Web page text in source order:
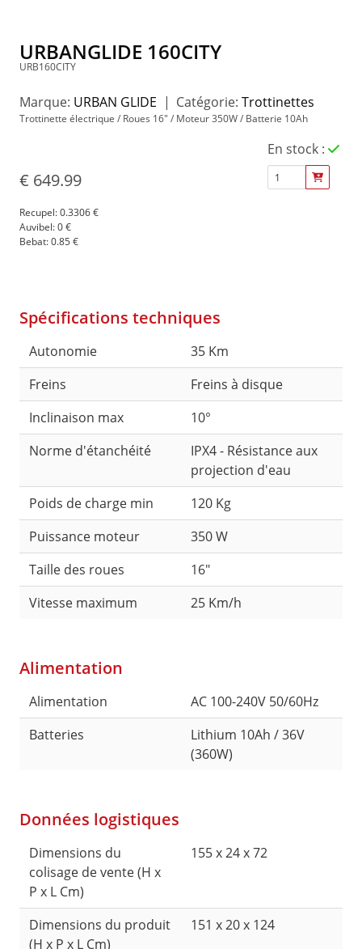
URBANGLIDE 160CITY
URB160CITY
Marque: URBAN GLIDE Catégorie: Trottinettes
Trottinette électrique / Roues 16" / Moteur 350W / Batterie 10Ah
€ 649.99
En stock :
Recupel:0.3306 €
Auvibel:0 €
Bebat:0.85 €
Spécifications techniques
Autonomie
35 Km
Freins
Freins à disque
Inclinaison max
10°
Norme d'étanchéité
IPX4 - Résistance aux
projection d'eau
Poids de charge min
120 Kg
Puissance moteur
350 W
Taille des roues
16"
Vitesse maximum
25 Km/h
Alimentation
Alimentation
AC 100-240V 50/60Hz
Batteries
Lithium 10Ah / 36V
(360W)
Données logistiques
Dimensions du
colisage de vente (H x
P x L Cm)
155 x 24 x 72
Dimensions du produit
(H x P x L Cm)
151 x 20 x 124